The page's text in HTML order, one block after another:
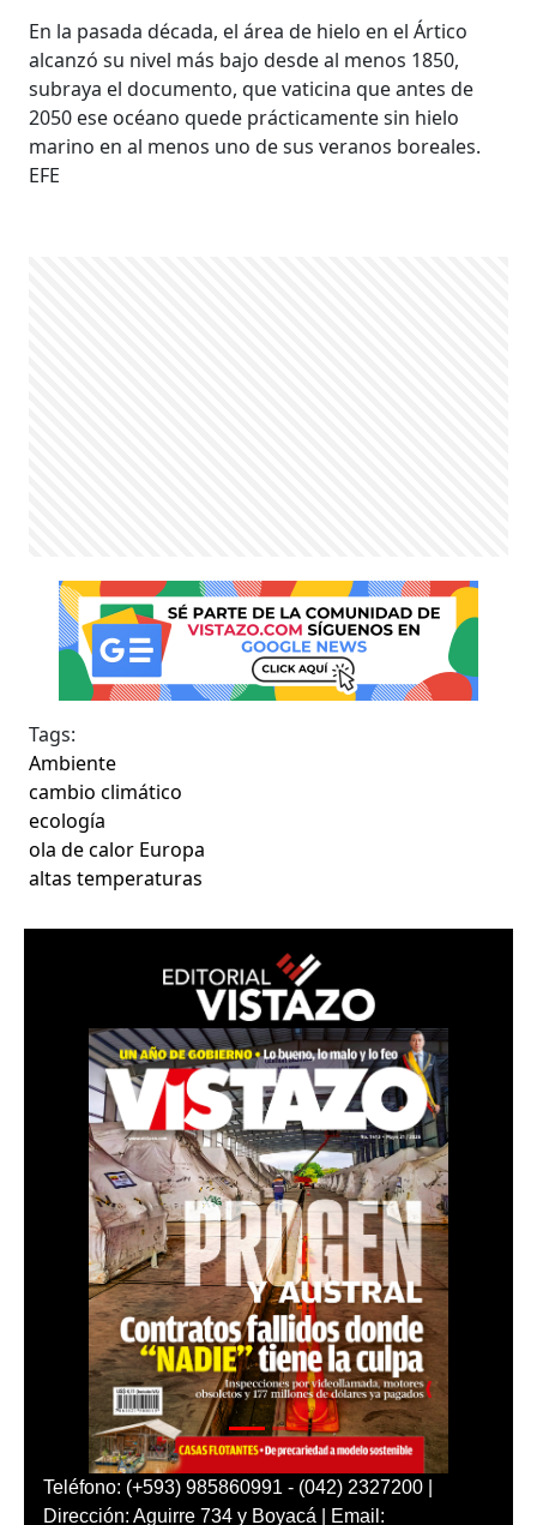
En la pasada década, el área de hielo en el Ártico
alcanzó su nivel más bajo desde al menos 1850,
subraya el documento, que vaticina que antes de
2050 ese océano quede prácticamente sin hielo
marino en al menos uno de sus veranos boreales.
EFE
Tags:
Ambiente
cambio climático
ecología
ola de calor Europa
altas temperaturas
Teléfono: (+593) 985860991 - (042) 2327200 |
Dirección: Aguirre 734 y Boyacá | Email: